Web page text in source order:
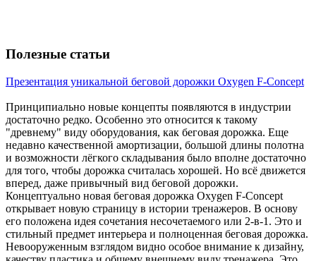
Полезные статьи
Презентация уникальной беговой дорожки Oxygen F-Concept
Принципиально новые концепты появляются в индустрии
достаточно редко. Особенно это относится к такому
"древнему" виду оборудования, как беговая дорожка. Еще
недавно качественной амортизации, большой длины полотна
и возможности лёгкого складывания было вполне достаточно
для того, чтобы дорожка считалась хорошей. Но всё движется
вперед, даже привычный вид беговой дорожки.
Концептуально новая беговая дорожка Oxygen F-Concept
открывает новую страницу в истории тренажеров. В основу
его положена идея сочетания несочетаемого или 2-в-1. Это и
стильный предмет интерьера и полноценная беговая дорожка.
Невооруженным взглядом видно особое внимание к дизайну,